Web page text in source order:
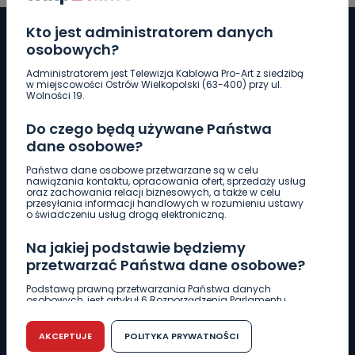
Kto jest administratorem danych
osobowych?
Administratorem jest Telewizja Kablowa Pro-Art z siedzibą
w miejscowości Ostrów Wielkopolski (63-400) przy ul.
Wolności 19.
Do czego będą używane Państwa
dane osobowe?
Państwa dane osobowe przetwarzane są w celu
nawiązania kontaktu, opracowania ofert, sprzedaży usług
oraz zachowania relacji biznesowych, a także w celu
przesyłania informacji handlowych w rozumieniu ustawy
o świadczeniu usług drogą elektroniczną.
Na jakiej podstawie będziemy
przetwarzać Państwa dane osobowe?
Podstawą prawną przetwarzania Państwa danych
osobowych, jest artykuł 6 Rozporządzenia Parlamentu
r. w sprawie ochrony osób fizycznych w związku z
przetwarzaniem danych osobowych w sprawie
swobodnego przepływu takich danych oraz uchylenia
AKCEPTUJE POLITYKA PRYWATNOŚCI
Pobierz logotyp
LINIA INTERWENCYJNA
661 997 997
REDAKCJA
62 735 22 22redakcja@wlkp24.info
DZIAŁ REKLAMY
62 735 01 85 reklama@wlkp24.info
WIADOMOŚCI